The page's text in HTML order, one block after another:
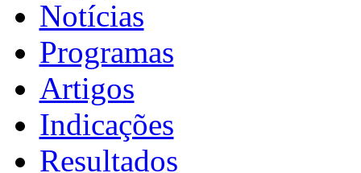
Notícias
Programas
Artigos
Indicações
Resultados